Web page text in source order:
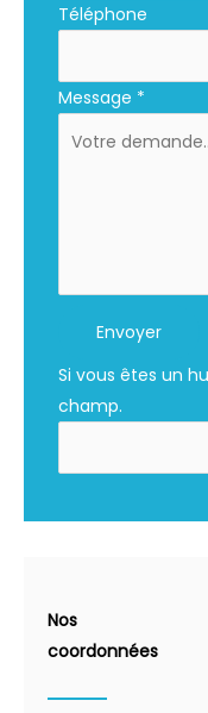
Téléphone
Message *
Envoyer
Si vous êtes un
champ.
Nos
coordonnées